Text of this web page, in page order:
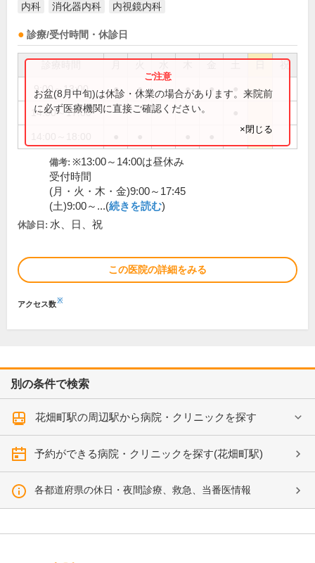
内科 消化器内科 内視鏡内科
診療/受付時間・休診日
祝
9:00～13:00 ● ● ● ●
14:00～17:00
お盆(8月中旬)は休診・休業の場合があります。来院前
に必ず医療機関に直接ご確認ください。
×閉じる
備考: ※13:00～14:00は昼休み
受付時間
(月・火・木・金)9:00～17:45
(土)9:00～...(続きを読む)
休診日: 水、日、祝
この医院の詳細をみる
アクセス数※
別の条件で検索
花畑町駅の周辺駅から病院・クリニックを探す
予約ができる病院・クリニックを探す(花畑町駅)
各都道府県の休日・夜間診療、救急、当番医情報